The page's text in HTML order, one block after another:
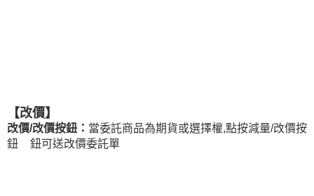
【改價】
改價/改價按鈕： 當委託商品為期貨或選擇權,點按減量/改價按
鈕
鈕可送改價委託單